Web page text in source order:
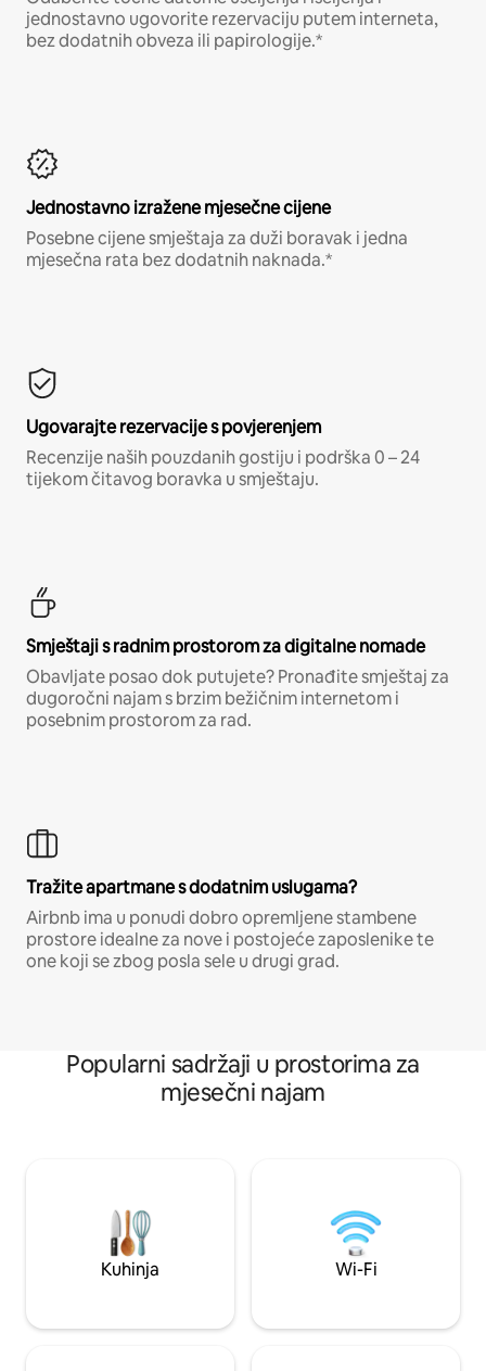
jednostavno ugovorite rezervaciju putem interneta,
bez dodatnih obveza ili papirologije.*
Jednostavno izražene mjesečne cijene
Posebne cijene smještaja za duži boravak i jedna
mjesečna rata bez dodatnih naknada.*
Ugovarajte rezervacije s povjerenjem
Recenzije naših pouzdanih gostiju i podrška 0 – 24
tijekom čitavog boravka u smještaju.
Smještaji s radnim prostorom za digitalne nomade
Obavljate posao dok putujete? Pronađite smještaj za
dugoročni najam s brzim bežičnim internetom i
posebnim prostorom za rad.
Tražite apartmane s dodatnim uslugama?
Airbnb ima u ponudi dobro opremljene stambene
prostore idealne za nove i postojeće zaposlenike te
one koji se zbog posla sele u drugi grad.
Popularni sadržaji u prostorima za
mjesečni najam
Kuhinja Wi-Fi